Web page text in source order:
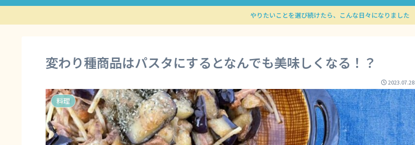
やりたいことを選び続けたら、こんな日々になりました
変わり種商品はパスタにするとなんでも美味しくなる！？
2023.07.28
料理